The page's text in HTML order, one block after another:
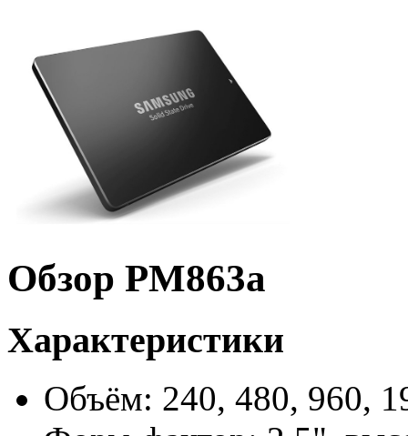
Обзор PM863a
Характеристики
Объём: 240, 480, 960,